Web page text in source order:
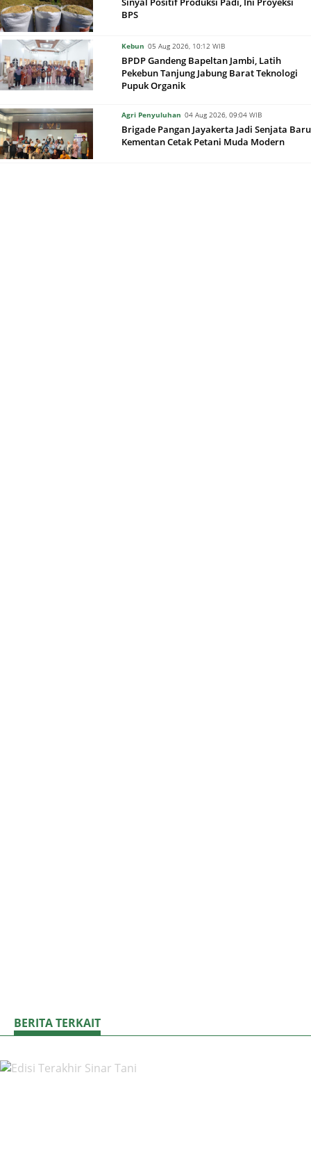
BPS
Kebun 05 Aug 2026, 10:12 WIB
BPDP Gandeng Bapeltan Jambi, Latih
Pekebun Tanjung Jabung Barat Teknologi
Pupuk Organik
Agri Penyuluhan 04 Aug 2026, 09:04 WIB
Brigade Pangan Jayakerta Jadi Senjata Baru
Kementan Cetak Petani Muda Modern
BERITA TERKAIT